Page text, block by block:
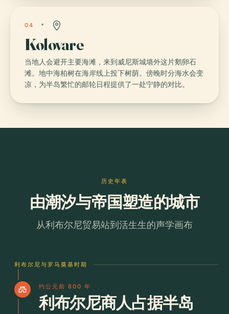
04
Kolovare
当地人会避开主要海滩，来到威尼斯城墙外这片鹅卵石
滩。地中海柏树在海岸线上投下树荫。傍晚时分海水会变
凉，为半岛繁忙的邮轮日程提供了一处宁静的对比。
历史年表
由潮汐与帝国塑造的城市
从利布尔尼贸易站到活生生的声学画布
利布尔尼与罗马奠基时期
castle 约公元前 800 年
利布尔尼商人占据半岛